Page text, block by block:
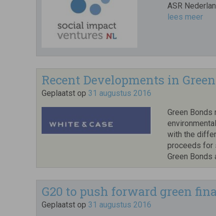
ASR
lees meer
Recent Developments in
Geplaatst op 31 augustus 2016
Green
with the
proceeds for
Green Bonds
G20 to push forward green
Geplaatst op 31 augustus 2016